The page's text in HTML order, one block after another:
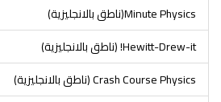
Minute Physics(ناطق بالانجليزية)
Hewitt-Drew-it! (ناطق بالانجليزية)
Crash Course Physics (ناطق بالانجليزية)